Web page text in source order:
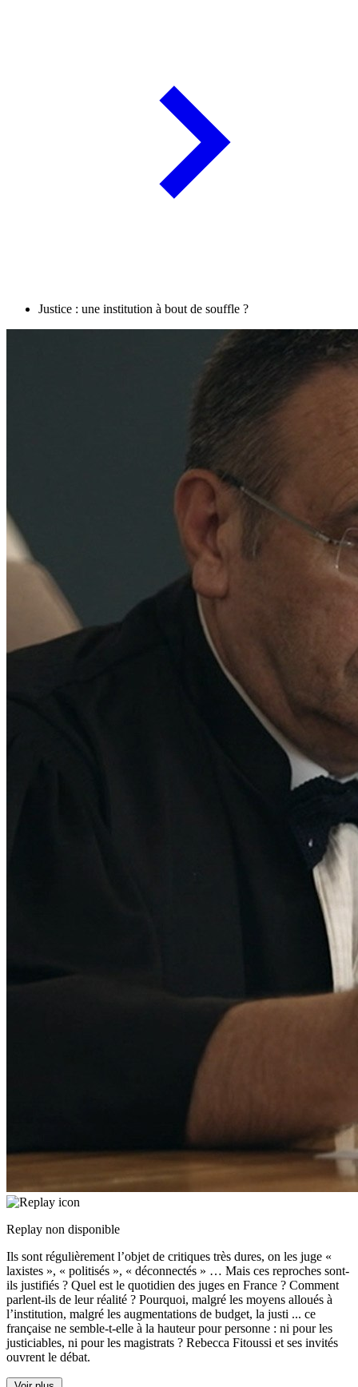
Justice : une institution à bout de souffle ?
Replay non disponible
Ils sont régulièrement l’objet de critiques très dures, on les juge «
laxistes », « politisés », « déconnectés » … Mais ces reproches sont-
ils justifiés ? Quel est le quotidien des juges en France ? Comment
parlent-ils de leur réalité ? Pourquoi, malgré les moyens alloués à
l’institution, malgré les augmentations de budget, la justi ... ce
française ne semble-t-elle à la hauteur pour personne : ni pour les
justiciables, ni pour les magistrats ? Rebecca Fitoussi et ses invités
ouvrent le débat.